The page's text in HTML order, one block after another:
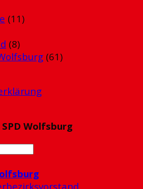
(11)
(8)
(61)
SPD Wolfsburg